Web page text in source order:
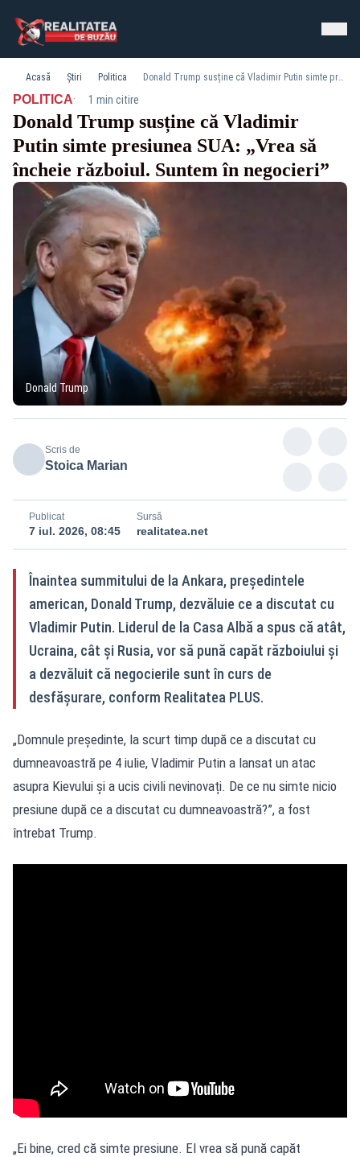
Acasă Știri Politica Donald Trump susține că Vladimir Putin simte presiunea SUA: „Vrea să încheie războiul. Suntem în negocieri”
POLITICA· 1 min citire
Donald Trump susține că Vladimir
Putin simte presiunea SUA: „Vrea să
încheie războiul. Suntem în negocieri”
Donald Trump
Scris de
Stoica Marian
Publicat
7 iul. 2026, 08:45
Sursă
realitatea.net
Înaintea summitului de la Ankara, președintele
american, Donald Trump, dezvăluie ce a discutat cu
Vladimir Putin. Liderul de la Casa Albă a spus că atât,
Ucraina, cât și Rusia, vor să pună capăt războiului și
a dezvăluit că negocierile sunt în curs de
desfășurare, conform Realitatea PLUS.
„Domnule președinte, la scurt timp după ce a discutat cu
dumneavoastră pe 4 iulie, Vladimir Putin a lansat un atac
asupra Kievului și a ucis civili nevinovați. De ce nu simte nicio
presiune după ce a discutat cu dumneavoastră?”, a fost
întrebat Trump.
„Ei bine, cred că simte presiune. El vrea să pună capăt